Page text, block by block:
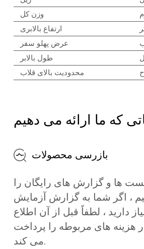
وزن کل
ارتفاع بالابری
عرض پهلو سفر
طول بالابر
ل
محدودیت بالای قلاب
ح
که ما ارائه می دهیم
بازرسی محصولات
ها و گزارش های رایگان را
، اگر شما به گزارش آزمایش
دارید ، لطفاً قبل از آن اطلاع
هزینه های مربوطه را پرداخت
می کند.